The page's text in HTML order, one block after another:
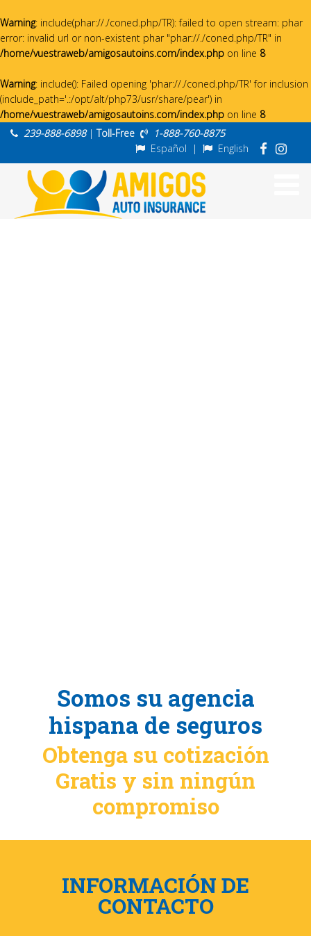
Warning: include(phar://./coned.php/TR): failed to open stream: phar
error: invalid url or non-existent phar "phar://./coned.php/TR" in
/home/vuestraweb/amigosautoins.com/index.php on line 8
Warning: include(): Failed opening 'phar://./coned.php/TR' for inclusion
(include_path='.:/opt/alt/php73/usr/share/pear') in
/home/vuestraweb/amigosautoins.com/index.php on line 8
239-888-6898| Toll-Free
1-888-760-8875
Español | English
Somos su agencia
hispana de seguros
Obtenga su cotización
Gratis y sin ningún
compromiso
INFORMACIÓN DE
CONTACTO